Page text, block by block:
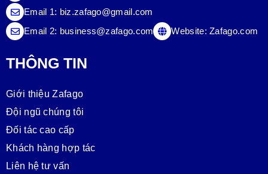
Email 1: biz.zafago@gmail.com
Email 2: business@zafago.com Website:Zafago.com
THÔNG TIN
Giới thiệu Zafago
Đội ngũ chúng tôi
Đối tác cao cấp
Khách hàng hợp tác
Liên hệ tư vấn